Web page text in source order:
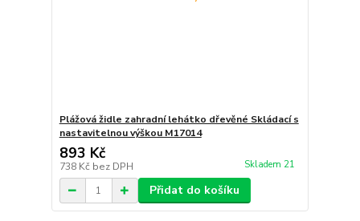
Plážová židle zahradní lehátko dřevěné Skládací s
nastavitelnou výškou M17014
893 Kč
738 Kč bez DPH Skladem 21
Přidat do košíku